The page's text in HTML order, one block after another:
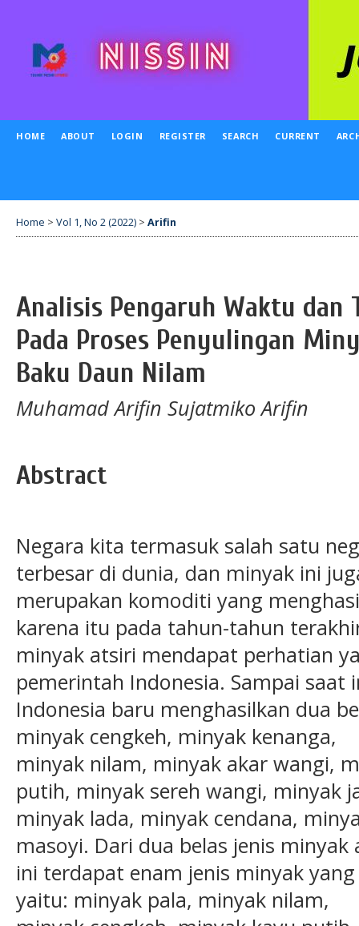
HOME ABOUT LOGIN REGISTER SEARCH CURRENT
Home > Vol 1, No 2 (2022) > Arifin
Analisis Pengaruh Waktu dan
Pada Proses Penyulingan
Baku Daun Nilam
Muhamad Arifin Sujatmiko Arifin
Abstract
Negara kita termasuk salah satu
terbesar di dunia, dan minyak ini
merupakan komoditi yang
karena itu pada tahun-tahun
minyak atsiri mendapat perhatian
pemerintah Indonesia. Sampai saat
Indonesia baru menghasilkan dua
minyak cengkeh, minyak kenanga,
minyak nilam, minyak akar wangi,
putih, minyak sereh wangi, minyak
minyak lada, minyak cendana,
masoyi. Dari dua belas jenis minyak
ini terdapat enam jenis minyak
yaitu: minyak pala, minyak nilam,